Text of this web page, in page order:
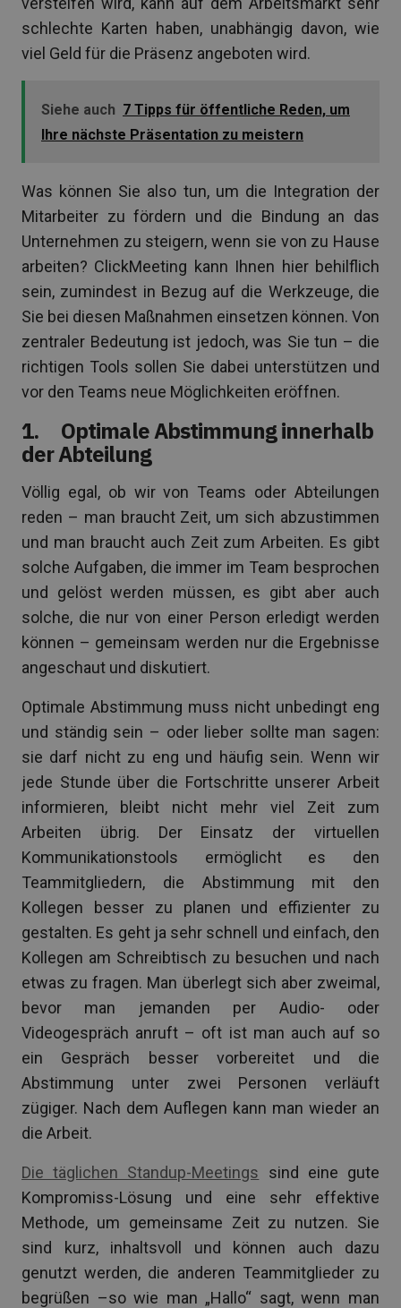
schlechte Karten haben, unabhängig davon, wie
viel Geld für die Präsenz angeboten wird.
Siehe auch 7 Tipps für öffentliche Reden, um
Ihre nächste Präsentation zu meistern
Was können Sie also tun, um die Integration der
Mitarbeiter zu fördern und die Bindung an das
Unternehmen zu steigern, wenn sie von zu Hause
arbeiten? ClickMeeting kann Ihnen hier behilflich
sein, zumindest in Bezug auf die Werkzeuge, die
Sie bei diesen Maßnahmen einsetzen können. Von
zentraler Bedeutung ist jedoch, was Sie tun – die
richtigen Tools sollen Sie dabei unterstützen und
vor den Teams neue Möglichkeiten eröffnen.
1. Optimale Abstimmung innerhalb
der Abteilung
Völlig egal, ob wir von Teams oder Abteilungen
reden – man braucht Zeit, um sich abzustimmen
und man braucht auch Zeit zum Arbeiten. Es gibt
solche Aufgaben, die immer im Team besprochen
und gelöst werden müssen, es gibt aber auch
solche, die nur von einer Person erledigt werden
können – gemeinsam werden nur die Ergebnisse
angeschaut und diskutiert.
Optimale Abstimmung muss nicht unbedingt eng
und ständig sein – oder lieber sollte man sagen:
sie darf nicht zu eng und häufig sein. Wenn wir
jede Stunde über die Fortschritte unserer Arbeit
informieren, bleibt nicht mehr viel Zeit zum
Arbeiten übrig. Der Einsatz der virtuellen
Kommunikationstools ermöglicht es den
Teammitgliedern, die Abstimmung mit den
Kollegen besser zu planen und effizienter zu
gestalten. Es geht ja sehr schnell und einfach, den
Kollegen am Schreibtisch zu besuchen und nach
etwas zu fragen. Man überlegt sich aber zweimal,
bevor man jemanden per Audio- oder
Videogespräch anruft – oft ist man auch auf so
ein Gespräch besser vorbereitet und die
Abstimmung unter zwei Personen verläuft
zügiger. Nach dem Auflegen kann man wieder an
die Arbeit.
Die täglichen Standup-Meetings sind eine gute
Kompromiss-Lösung und eine sehr effektive
Methode, um gemeinsame Zeit zu nutzen. Sie
sind kurz, inhaltsvoll und können auch dazu
genutzt werden, die anderen Teammitglieder zu
begrüßen –so wie man „Hallo“ sagt, wenn man